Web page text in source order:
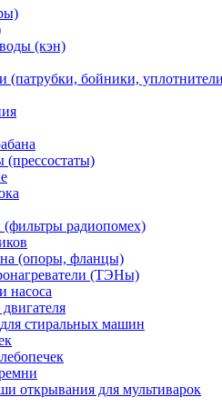
(кэн)
(патрубки, бойники,
(прессостаты)
(фильтры радиопомех)
(опоры, фланцы)
(ТЭНы)
насоса
для стиральных машин
открывания для мультиварок